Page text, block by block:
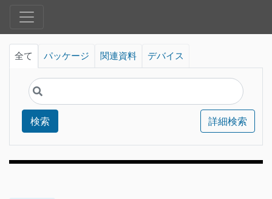
全て パッケージ 関連資料 デバイス
検索 詳細検索